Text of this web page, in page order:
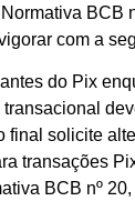
BCB
com a
do Pix
transacional
final solicite
transações
BCB nº